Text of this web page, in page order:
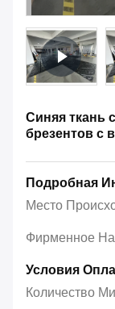
Синяя ткань
брезентов с
Подробная
Место
Фирменное
Условия
Количество